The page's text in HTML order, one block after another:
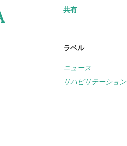
共有
ラベル
ニュース
リハビリテーション